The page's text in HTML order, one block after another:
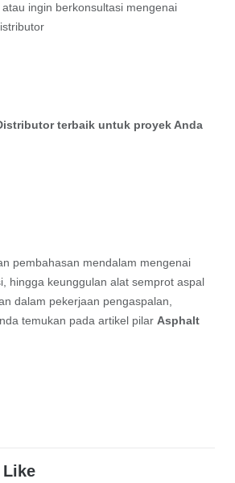
ingin berkonsultasi mengenai
terbaik untuk proyek Anda
pembahasan mendalam mengenai
hingga keunggulan alat semprot aspal
dalam pekerjaan pengaspalan,
temukan pada artikel pilar Asphalt
Like